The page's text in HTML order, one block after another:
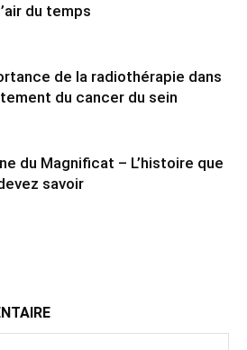
du temps
de la radiothérapie dans
du cancer du sein
du Magnificat – L’histoire que
savoir